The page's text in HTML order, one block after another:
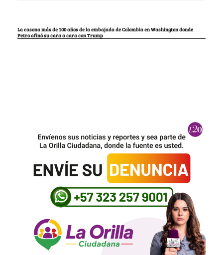
La casona más de 100 años de la embajada de Colombia en Washington donde
Petro afinó su cara a cara con Trump